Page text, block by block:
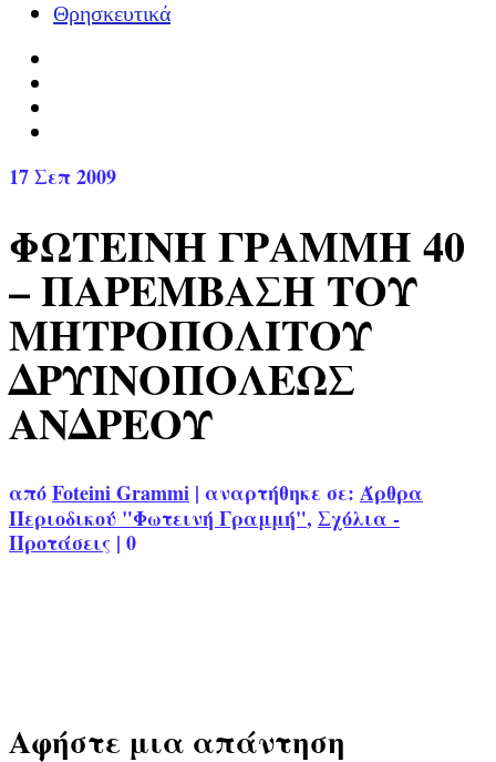
Θρησκευτικά
17Σεπ 2009
ΦΩΤΕΙΝΗ ΓΡΑΜΜΗ 40
– ΠΑΡΕΜΒΑΣΗ ΤΟΥ
ΜΗΤΡΟΠΟΛΙΤΟΥ
ΔΡΥΙΝΟΠΟΛΕΩΣ
ΑΝΔΡΕΟΥ
απόFoteini Grammi | αναρτήθηκε σε: Άρθρα
Περιοδικού "Φωτεινή Γραμμή", Σχόλια -
Προτάσεις | 0
Αφήστε μια απάντηση